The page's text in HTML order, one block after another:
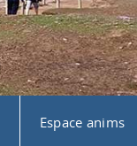
Espace anims